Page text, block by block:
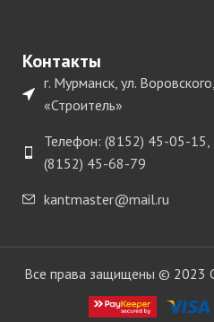
Контакты
г. Мурманск, ул.
«Строитель»
Телефон: (8152) 45-05-15,
(8152) 45-68-79
kantmaster@mail.ru
Все права защищены © 2023